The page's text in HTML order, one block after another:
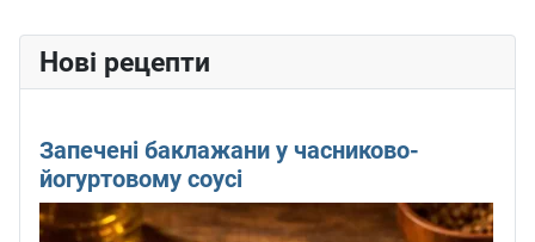
Нові рецепти
Запечені баклажани у часниково-
йогуртовому соусі